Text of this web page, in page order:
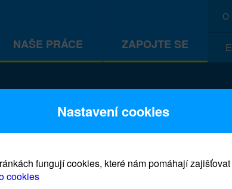
NAŠE PRÁCE ZAPOJTE SE
O
Nastavení cookies
fungují cookies, které nám pomáhají
cookies